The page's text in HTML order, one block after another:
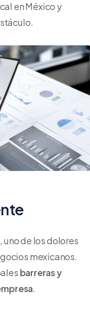
en México y
de los dolores
mexicanos.
barreras y
.